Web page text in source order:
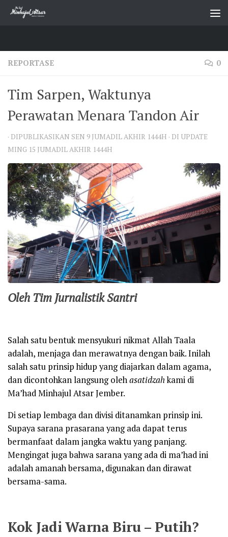
Skip to content
REPORTASE 0
Tim Sarpen, Waktunya
Perawatan Menara Tandon Air
· DIPUBLIKASIKAN SEN 9 JUMADIL AKHIR 1444H · DI UPDATE
MING 15 JUMADIL AKHIR 1444H
Oleh Tim Jurnalistik Santri
Salah satu bentuk mensyukuri nikmat Allah Taala
adalah, menjaga dan merawatnya dengan baik. Inilah
salah satu prinsip hidup yang diajarkan dalam agama,
dan dicontohkan langsung olehasatidzahkami di
Ma’had Minhajul Atsar Jember.
Di setiap lembaga dan divisi ditanamkan prinsip ini.
Supaya sarana prasarana yang ada dapat terus
bermanfaat dalam jangka waktu yang panjang.
Mengingat juga bahwa sarana yang ada di ma’had ini
adalah amanah bersama, digunakan dan dirawat
bersama-sama.
Kok Jadi Warna Biru – Putih?